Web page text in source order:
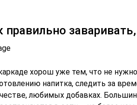
правильно
хорош уже тем, что не
напитка, следить за
любимых добавках.